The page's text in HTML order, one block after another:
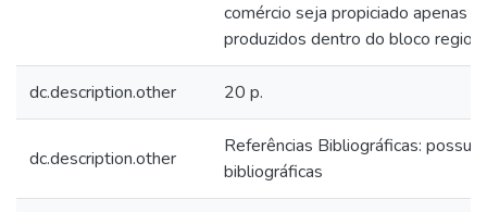
comércio seja propiciado apenas
produzidos dentro do bloco
dc.description.other 20 p.
dc.description.other
Referências Bibliográficas: possui
bibliográficas